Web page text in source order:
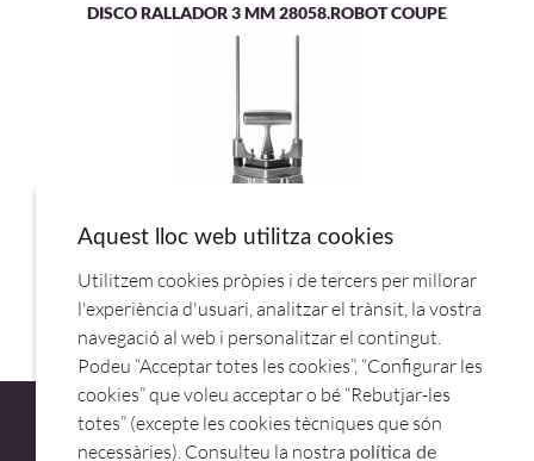
DISCO RALLADOR 3 MM 28058.ROBOT COUPE
MAQUINA CORTA PATATAS VERTICAL 60511.LACOR
Aquest lloc web utilitza cookies
Utilitzem cookies pròpies i de tercers per millorar
l'experiència d'usuari, analitzar el trànsit, la vostra
navegació al web i personalitzar el contingut.
Podeu “Acceptar totes les cookies”, “Configurar les
cookies” que voleu acceptar o bé “Rebutjar-les
totes” (excepte les cookies tècniques que són
necessàries). Consulteu la nostra política de